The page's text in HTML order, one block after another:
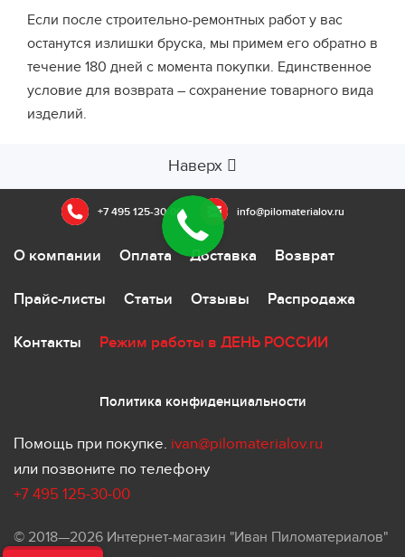
Если после строительно-ремонтных работ у вас
останутся излишки бруска, мы примем его обратно в
течение 180 дней с момента покупки. Единственное
условие для возврата – сохранение товарного вида
изделий.
Наверх
+7 495 125-30-00 info@pilomaterialov.ru
О компании Оплата Доставка Возврат
Прайс-листы Статьи Отзывы Распродажа
Контакты Режим работы в ДЕНЬ РОССИИ
Политика конфиденциальности
Помощь при покупке. ivan@pilomaterialov.ru
или позвоните по телефону
+7 495 125-30-00
© 2018—2026 Интернет-магазин "Иван Пиломатериалов"